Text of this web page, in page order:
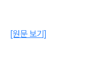
[원문 보기]